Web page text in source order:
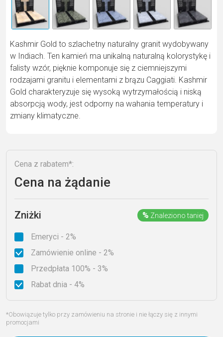
Kashmir Gold to szlachetny naturalny granit wydobywany
w Indiach. Ten kamień ma unikalną naturalną kolorystykę i
falisty wzór, pięknie komponuje się z ciemniejszymi
rodzajami granitu i elementami z brązu Caggiati. Kashmir
Gold charakteryzuje się wysoką wytrzymałością i niską
absorpcją wody, jest odporny na wahania temperatury i
zmiany klimatyczne.
Cena z rabatem*:
Cena na żądanie
Zniżki % Znaleziono taniej
Emeryci - 2%
Zamówienie online - 2%
Przedpłata 100% - 3%
Rabat dnia - 4%
*Obowiązuje tylko przy zamówieniu na stronie i nie łączy się z innymi
promocjami